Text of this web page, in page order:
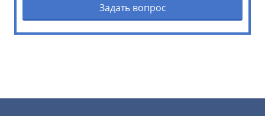
Задать вопрос